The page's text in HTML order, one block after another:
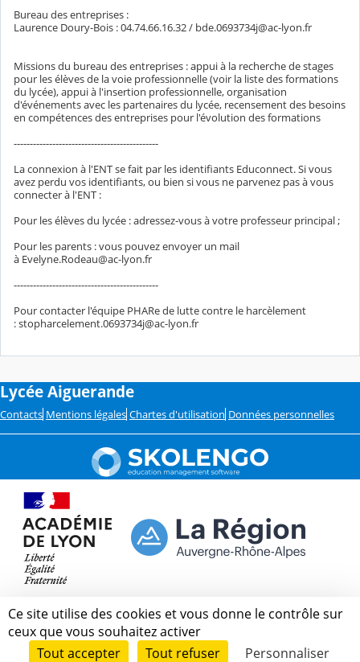
Bureau des entreprises :
Laurence Doury-Bois : 04.74.66.16.32 / bde.0693734j@ac-lyon.fr
Missions du bureau des entreprises : appui à la recherche de stages
pour les élèves de la voie professionnelle (voir la liste des formations
du lycée), appui à l'insertion professionnelle, organisation
d'événements avec les partenaires du lycée, recensement des besoins
en compétences des entreprises pour l'évolution des formations
---------------------------------------------
La connexion à l'ENT se fait par les identifiants Educonnect. Si vous
avez perdu vos identifiants, ou bien si vous ne parvenez pas à vous
connecter à l'ENT :
Pour les élèves du lycée : adressez-vous à votre professeur principal ;
Pour les parents : vous pouvez envoyer un mail
à Evelyne.Rodeau@ac-lyon.fr
---------------------------------------------
Pour contacter l'équipe PHARe de lutte contre le harcèlement
: stopharcelement.0693734j@ac-lyon.fr
Lycée Aiguerande
Contacts Mentions légales Chartes d'utilisation Données personnelles
Ce site utilise des cookies et vous donne le contrôle sur
ceux que vous souhaitez activer
Tout accepter
Tout refuser Personnaliser